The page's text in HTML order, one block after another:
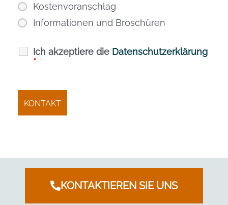
Kostenvoranschlag
Informationen und Broschüren
Ich akzeptiere die Datenschutzerklärung
*
KONTAKTIEREN SIE UNS